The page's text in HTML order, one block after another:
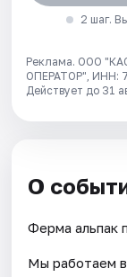
2 шаг.
Реклама. ООО
ОПЕРАТОР", ИНН:
Действует до 31
О
Ферма альпак
Мы работаем в